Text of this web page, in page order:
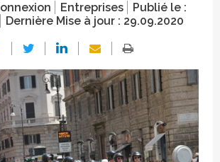
Entreprises
Publié le :
Dernière Mise à jour : 29.09.2020